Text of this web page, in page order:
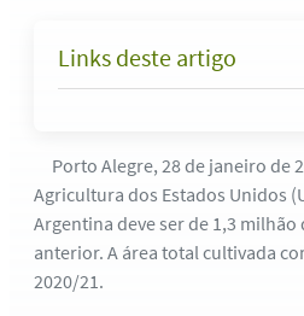
Links deste artigo
Porto Alegre, 28 de janeiro de
Agricultura dos Estados Unidos
Argentina deve ser de 1,3
anterior. A área total cultivada
2020/21.